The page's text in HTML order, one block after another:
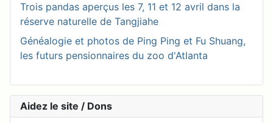
Trois pandas aperçus les 7, 11 et 12 avril dans la
réserve naturelle de Tangjiahe
Généalogie et photos de Ping Ping et Fu Shuang,
les futurs pensionnaires du zoo d'Atlanta
Aidez le site / Dons